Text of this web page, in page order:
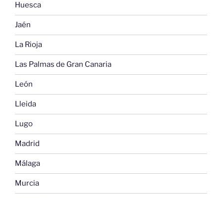
Huesca
Jaén
La Rioja
Las Palmas de Gran Canaria
León
Lleida
Lugo
Madrid
Málaga
Murcia